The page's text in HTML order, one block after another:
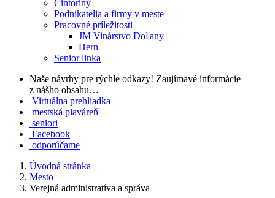
Cintoríny
Podnikatelia a firmy v meste
Pracovné príležitosti
JM Vinárstvo Doľany
Hern
Senior linka
Naše návrhy pre rýchle odkazy! Zaujímavé informácie
z nášho obsahu…
Virtuálna prehliadka
mestská plaváreň
seniori
Facebook
odporúčame
Úvodná stránka
Mesto
Verejná administratíva a správa